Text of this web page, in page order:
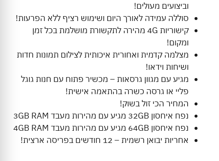
וביצועים מעולים!
סוללה עמידה לאורך היום ושימוש רציף ללא הפרעות!
קישוריות 4G מהירה לתקשורת מושלמת בכל זמן
ומקום!
מצלמה קדמית ואחורית איכותית לצילום תמונות חדות
ושיחות וידאו!
מגיע עם מגוון גרסאות – מכשיר פתוח עם חנות גוגל
פליי או גרסה כשרה בהתאמה אישית!
המחיר הכי זול בשוק!
נפח איחסון 32GB מגיע עם מהירות מעבד 3GB RAM
נפח איחסון 64GB מגיע עם מהירות מעבד 4GB RAM
אחריות יבואן רשמית – 12 חודשים בפריסה ארצית!